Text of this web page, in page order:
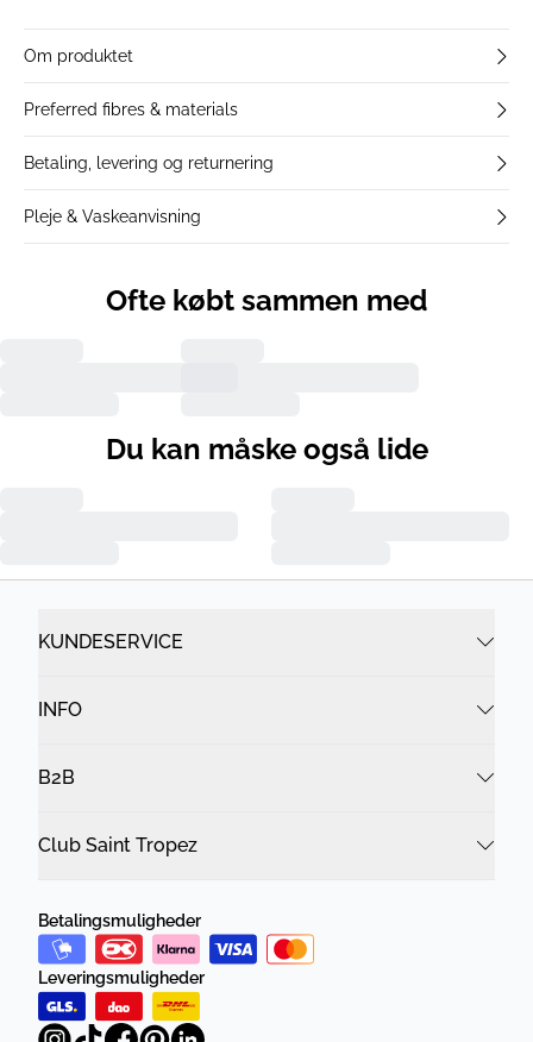
Om produktet
Preferred fibres & materials
Betaling, levering og returnering
Pleje & Vaskeanvisning
Ofte købt sammen med
Du kan måske også lide
KUNDESERVICE
INFO
B2B
Club Saint Tropez
Betalingsmuligheder
Leveringsmuligheder